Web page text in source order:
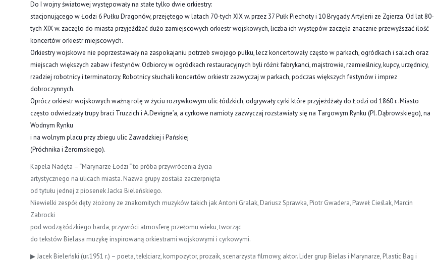
Do I wojny światowej występowały na stałe tylko dwie orkiestry:
stacjonującego w Łodzi 6 Pułku Dragonów, przejętego w latach 70-tych XIX w. przez 37 Pułk Piechoty i 10 Brygady Artylerii ze Zgierza. Od lat 80-
tych XIX w. zaczęło do miasta przyjeżdżać dużo zamiejscowych orkiestr wojskowych, liczba ich występów zaczęła znacznie przewyższać ilość
koncertów orkiestr miejscowych.
Orkiestry wojskowe nie poprzestawały na zaspokajaniu potrzeb swojego pułku, lecz koncertowały często w parkach, ogródkach i salach oraz
miejscach większych zabaw i festynów. Odbiorcy w ogródkach restauracyjnych byli różni: fabrykanci, majstrowie, rzemieślnicy, kupcy, urzędnicy,
rzadziej robotnicy i terminatorzy. Robotnicy słuchali koncertów orkiestr zazwyczaj w parkach, podczas większych festynów i imprez
dobroczynnych.
Oprócz orkiestr wojskowych ważną rolę w życiu rozrywkowym ulic łódzkich, odgrywały cyrki które przyjeżdżały do Łodzi od 1860 r..Miasto
często odwiedzały trupy braci Truzzich i A.Devigne’a, a cyrkowe namioty zazwyczaj rozstawiały się na Targowym Rynku (Pl. Dąbrowskiego), na
Wodnym Rynku
i na wolnym placu przy zbiegu ulic Zawadzkiej i Pańskiej
(Próchnika i Żeromskiego).
Kapela Nadęta – “Marynarze Łodzi “ to próba przywrócenia życia
artystycznego na ulicach miasta. Nazwa grupy została zaczerpnięta
od tytułu jednej z piosenek Jacka Bieleńskiego.
Niewielki zespół dęty złożony ze znakomitych muzyków takich jak Antoni Gralak, Dariusz Sprawka, Piotr Gwadera, Paweł Cieślak, Marcin
Zabrocki
pod wodzą łódzkiego barda, przywróci atmosferę przełomu wieku, tworząc
do tekstów Bielasa muzykę inspirowaną orkiestrami wojskowymi i cyrkowymi.
▶ Jacek Bieleński (ur.1951 r.) – poeta, tekściarz, kompozytor, prozaik, scenarzysta filmowy, aktor. Lider grup Bielas i Marynarze, Plastic Bag i